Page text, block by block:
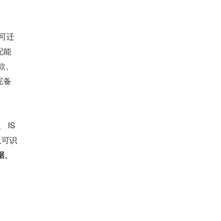
迁
能
备
IS
识